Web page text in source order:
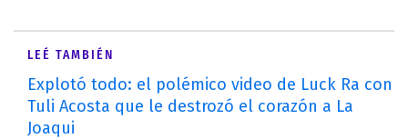
LEÉ TAMBIÉN
Explotó todo: el polémico video de Luck Ra con
Tuli Acosta que le destrozó el corazón a La
Joaqui